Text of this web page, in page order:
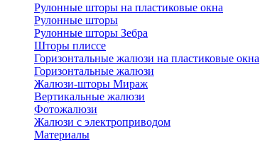
Рулонные шторы на пластиковые окна
Рулонные шторы
Рулонные шторы Зебра
Шторы плиссе
Горизонтальные жалюзи на пластиковые окна
Горизонтальные жалюзи
Жалюзи-шторы Мираж
Вертикальные жалюзи
Фотожалюзи
Жалюзи с электроприводом
Материалы